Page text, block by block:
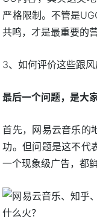
严格限制。不管是
共鸣，才是最重要的
3、如何评价这些跟风
最后一个问题，是大
首先，网易云音乐的
功。但问题是这不代
一个现象级广告，都